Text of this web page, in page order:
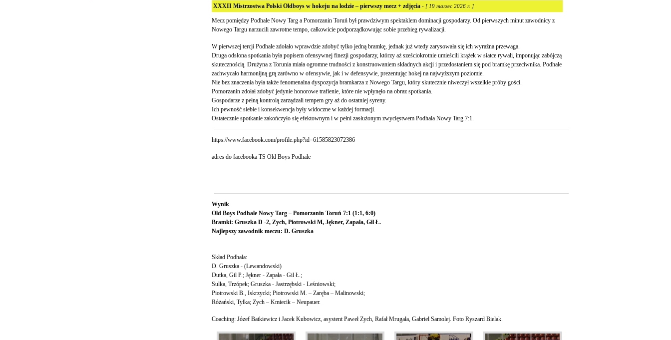
XXXII Mistrzostwa Polski Oldboys w hokeju na lodzie – pierwszy mecz + zdjęcia - [ 19 marzec 2026 r. ]
Mecz pomiędzy Podhale Nowy Targ a Pomorzanin Toruń był prawdziwym spektaklem dominacji gospodarzy. Od pierwszych minut zawodnicy z
Nowego Targu narzucili zawrotne tempo, całkowicie podporządkowując sobie przebieg rywalizacji.
W pierwszej tercji Podhale zdołało wprawdzie zdobyć tylko jedną bramkę, jednak już wtedy zarysowała się ich wyraźna przewaga.
Druga odsłona spotkania była popisem ofensywnej finezji gospodarzy, którzy aż sześciokrotnie umieścili krążek w siatce rywali, imponując zabójczą
skutecznością. Drużyna z Torunia miała ogromne trudności z konstruowaniem składnych akcji i przedostaniem się pod bramkę przeciwnika. Podhale
zachwycało harmonijną grą zarówno w ofensywie, jak i w defensywie, prezentując hokej na najwyższym poziomie.
Nie bez znaczenia była także fenomenalna dyspozycja bramkarza z Nowego Targu, który skutecznie niweczył wszelkie próby gości.
Pomorzanin zdołał zdobyć jedynie honorowe trafienie, które nie wpłynęło na obraz spotkania.
Gospodarze z pełną kontrolą zarządzali tempem gry aż do ostatniej syreny.
Ich pewność siebie i konsekwencja były widoczne w każdej formacji.
Ostatecznie spotkanie zakończyło się efektownym i w pełni zasłużonym zwycięstwem Podhala Nowy Targ 7:1.
https://www.facebook.com/profile.php?id=61585823072386
adres do facebooka TS Old Boys Podhale
Wynik
Old Boys Podhale Nowy Targ – Pomorzanin Toruń 7:1 (1:1, 6:0)
Bramki: Gruszka D -2, Zych, Piotrowski M, Jękner, Zapała, Gil Ł.
Najlepszy zawodnik meczu: D. Gruszka
Skład Podhala:
D. Gruszka - (Lewandowski)
Dutka, Gil P.; Jękner - Zapała - Gil Ł.;
Sulka, Trzópek; Gruszka - Jastrzębski - Leśniowski;
Piotrowski B., Iskrzycki; Piotrowski M. – Zaręba – Malinowski;
Różański, Tylka; Zych – Kmiecik – Neupauer.
Coaching: Józef Batkiewicz i Jacek Kubowicz, asystent Paweł Zych, Rafał Mrugała, Gabriel Samolej. Foto Ryszard Bielak.